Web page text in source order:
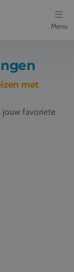
Menu
met
jouw favoriete